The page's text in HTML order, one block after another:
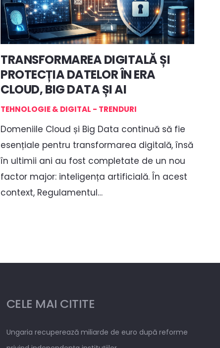
TRANSFORMAREA DIGITALĂ ȘI
PROTECȚIA DATELOR ÎN ERA
CLOUD, BIG DATA ȘI AI
TEHNOLOGIE & DIGITAL - TRENDURI
Domeniile Cloud și Big Data continuă să fie
esențiale pentru transformarea digitală, însă
în ultimii ani au fost completate de un nou
factor major: inteligența artificială. În acest
context, Regulamentul…
CELE MAI CITITE
Ungaria recuperează miliarde de euro după reforme